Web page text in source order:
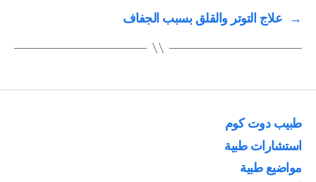
→
علاج التوتر والقلق بسبب الجفاف
طبيب دوت كوم
استشارات طبية
مواضيع طبية